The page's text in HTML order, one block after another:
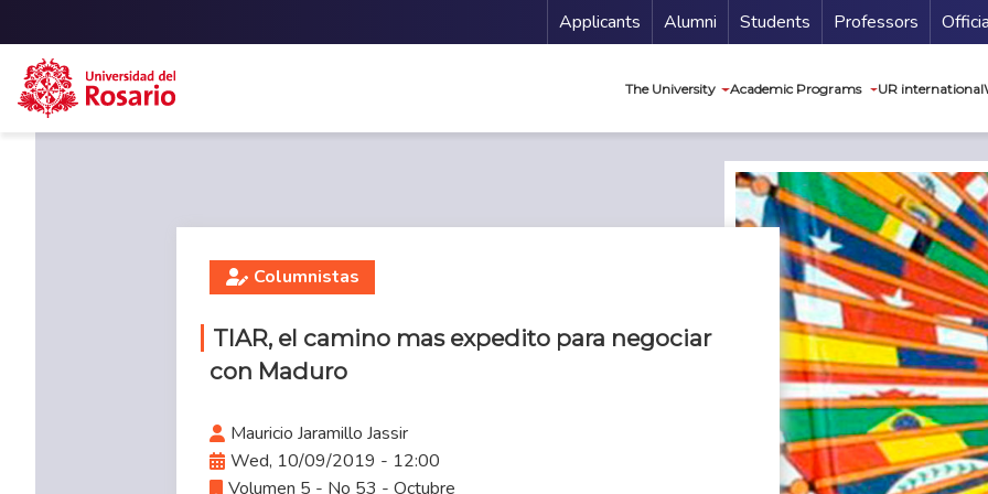
Menu Secundario
Applicants Alumni Students Professors
The University Academic Programs UR international
Columnistas
TIAR, el camino mas expedito para negociar
con Maduro
Mauricio Jaramillo Jassir
Wed, 10/09/2019 - 12:00
Volumen 5 - No 53 - Octubre